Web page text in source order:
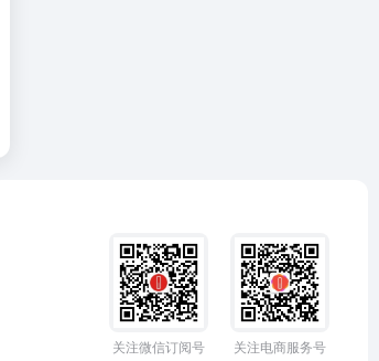
关注微信订阅号 关注电商服务号